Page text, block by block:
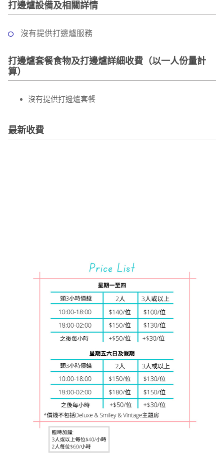
打邊爐設備及相關詳情
沒有提供打邊爐服務
打邊爐套餐食物及打邊爐詳細收費（以一人份量計
算）
沒有提供打邊爐套餐
最新收費